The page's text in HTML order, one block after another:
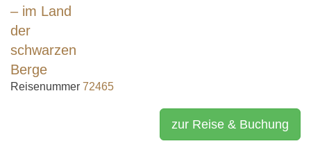
Reisenummer 72465
zur Reise & Buchung